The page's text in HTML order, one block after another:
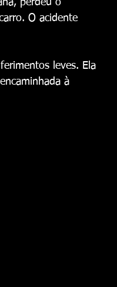
perdeu o
O acidente
leves. Ela
à